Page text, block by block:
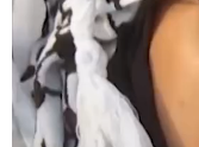
e